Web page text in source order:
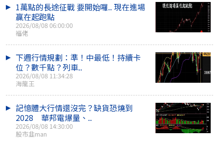
1萬點的長途征戰 要開始囉.. 現在進場
贏在起跑點
2026/08/08 06:00:00
福佬
下週行情規劃：準！中最低！持續卡
位？數千點？列車..
2026/08/08 11:34:28
海龍王
記憶體大行情還沒完？缺貨恐燒到
2028 華邦電爆量、..
2026/08/08 14:30:00
股市韭man